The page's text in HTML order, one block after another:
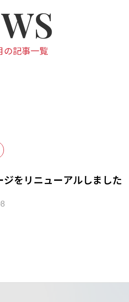
の記事一覧
ジをリニューアルしました